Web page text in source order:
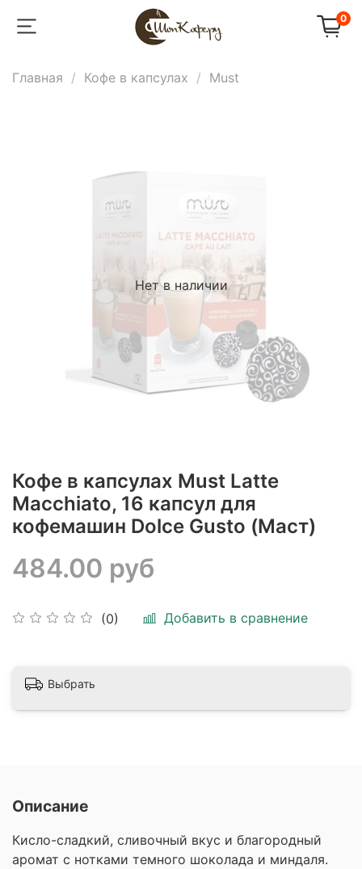
0
Главная Кофе в капсулах Must
Нет в наличии
Кофе в капсулах Must Latte
Macchiato, 16 капсул для
кофемашин Dolce Gusto (Маст)
(0) Добавить в сравнение
484.00 руб
Выбрать
Описание
Кисло-сладкий, сливочный вкус и благородный
аромат с нотками темного шоколада и миндаля.